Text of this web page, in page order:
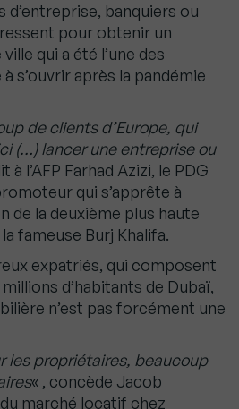
banquiers ou
pour obtenir un
qui a été l’une des
s’ouvrir après la pandémie
de clients d’Europe, qui
(…) lancer une entreprise ou
à l’AFP Farhad Azizi, le PDG
qui s’apprête à
de la deuxième plus haute
fameuse Burj Khalifa.
expatriés, qui composent
d’habitants de Dubaï,
n’est pas forcément une
les propriétaires, beaucoup
« , concède Jacob
marché locatif chez